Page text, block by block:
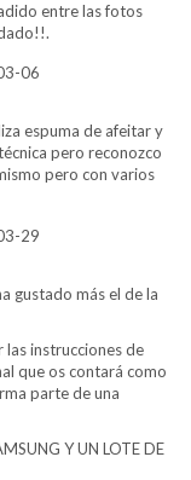
entre las fotos
espuma de afeitar y
pero reconozco
pero con varios
gustado más el de la
las instrucciones de
que os contará como
parte de una
Y UN LOTE DE